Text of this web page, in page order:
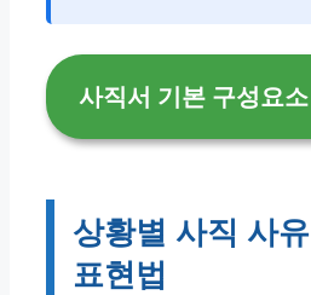
사직서 기본 구성요소
상황별 사직 사유
표현법